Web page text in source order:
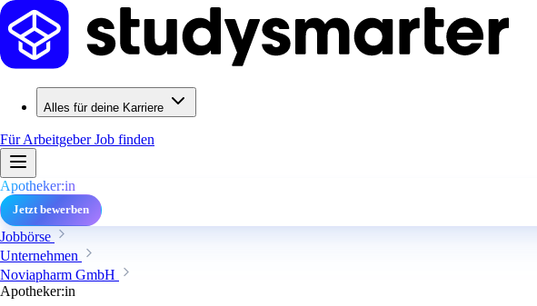
Alles für deine Karriere
Für ArbeitgeberJob finden
Apotheker:in
Jetzt bewerben
Jobbörse
Unternehmen
Noviapharm GmbH
Apotheker:in